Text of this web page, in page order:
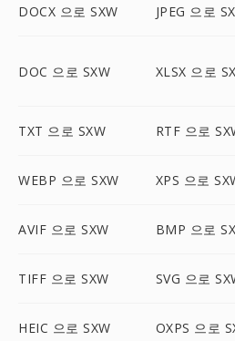
DOCX 으로 SXW JPEG 으로
DOC 으로 SXW XLSX 으로
TXT 으로 SXW RTF 으로
WEBP 으로 SXW XPS 으로
AVIF 으로 SXW BMP 으로
TIFF 으로 SXW SVG 으로
HEIC 으로 SXW OXPS 으로